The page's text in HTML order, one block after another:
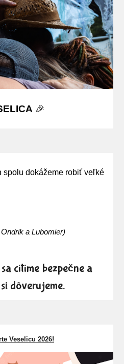
🎉
spolu dokážeme robiť veľké
a Lubomier)
cítime bezpečne a
dôverujeme.
Veselicu 2026!